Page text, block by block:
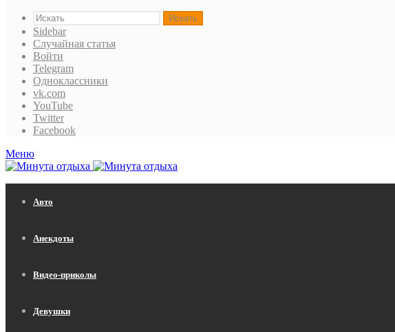
Искать
Sidebar
Случайная статья
Войти
Telegram
Одноклассники
vk.com
YouTube
Twitter
Facebook
Меню
Авто
Анекдоты
Видео-приколы
Девушки